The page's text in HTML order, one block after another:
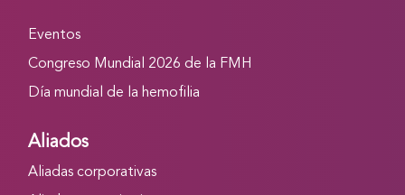
Eventos
Congreso Mundial 2026 de la FMH
Día mundial de la hemofilia
Aliados
Aliadas corporativas